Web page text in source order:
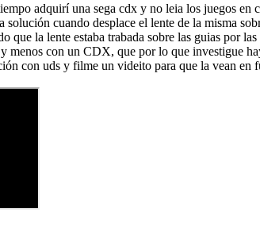
adquirí una sega cdx y no leia los juegos en
solución cuando desplace el lente de la misma
que la lente estaba trabada sobre las guias por
menos con un CDX, que por lo que investigue
con uds y filme un videito para que la vean en